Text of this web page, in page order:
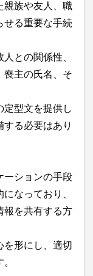
親族や友人、職
せる重要な手続
との関係性、
喪主の氏名、そ
定型文を提供し
る必要はあり
ーションの手段
なっており、
報を共有する方
を形にし、適切